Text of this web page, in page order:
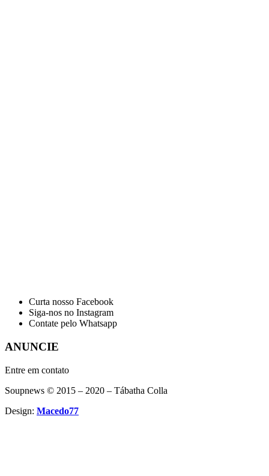
Curta nosso Facebook
Siga-nos no Instagram
Contate pelo Whatsapp
ANUNCIE
Entre em contato
Soupnews © 2015 – 2020 – Tábatha Colla
Design: Macedo77